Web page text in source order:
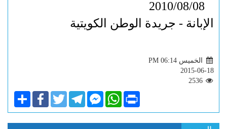
2010/08/08
الإبانة - جريدة الوطن الكويتية
الخميس PM 06:14
2015-06-18
ShareFacebookTwitterTelegramFacebook
Messenger
WhatsApp Print